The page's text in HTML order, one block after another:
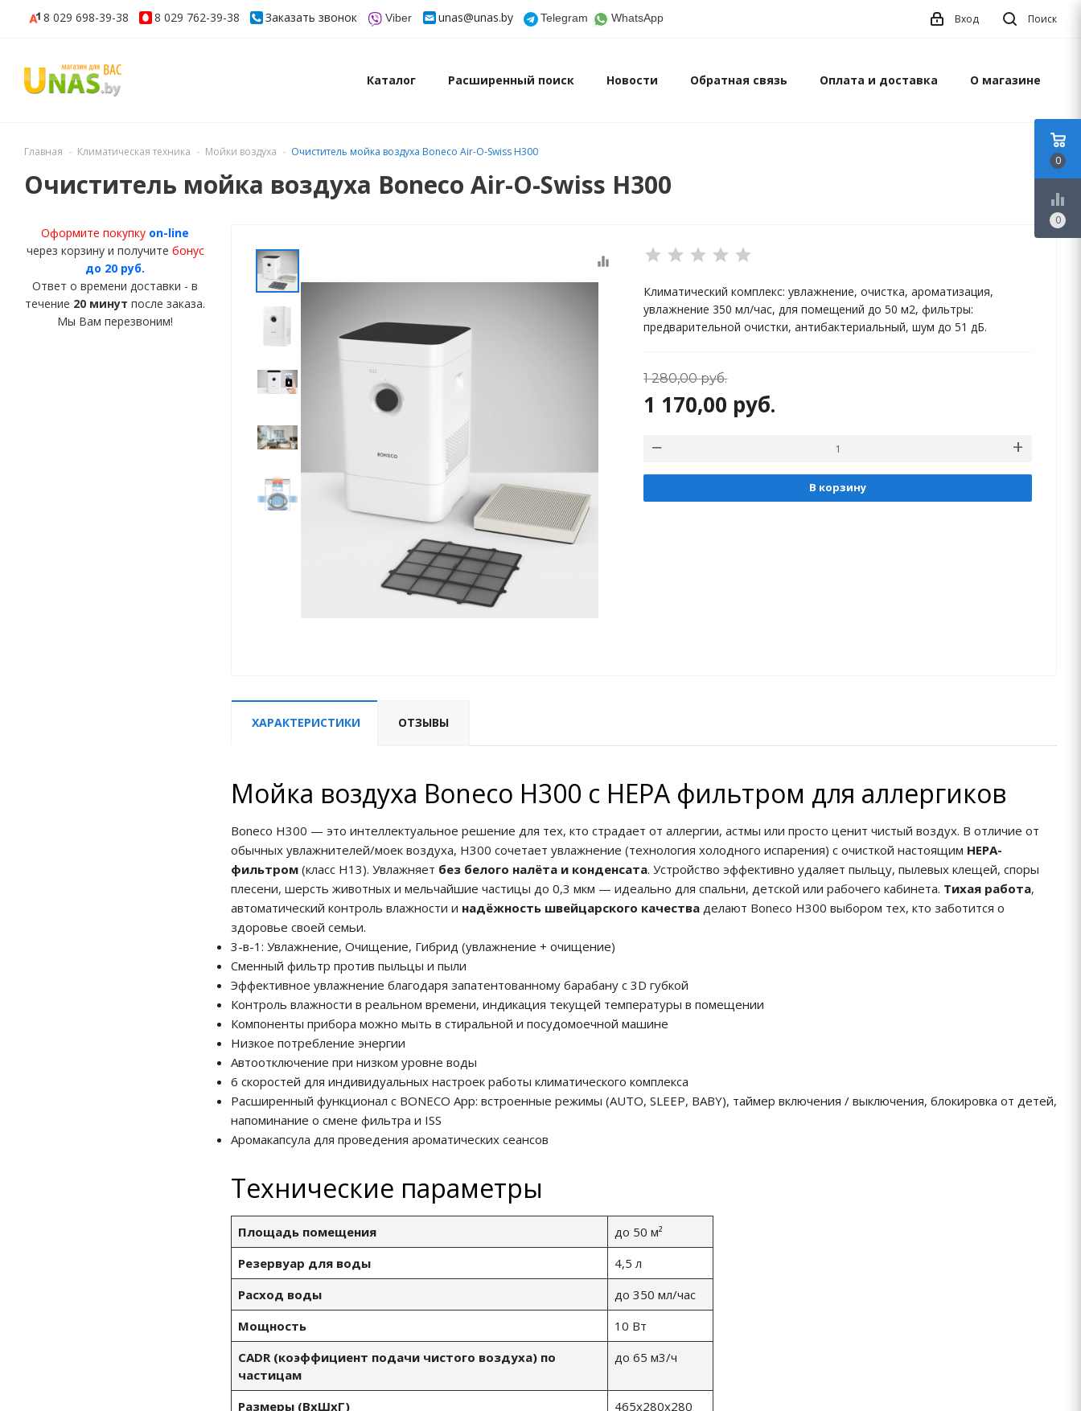
8 029 698-39-38 8 029 762-39-38 Заказать звонок Viber unas@unas.by Telegram WhatsApp Вход Поиск
Каталог Расширенный поиск Новости Обратная связь Оплата и доставка О магазине
0
equalizer
0
Главная Климатическая техника Мойки воздуха Очиститель мойка воздуха Boneco Air-O-Swiss H300
Очиститель мойка воздуха Boneco Air-O-Swiss H300
Оформите покупку on-line
через корзину и получите бонус
до 20 руб.
Ответ о времени доставки - в
течение 20 минут после заказа.
Мы Вам перезвоним!
equalizer
Климатический комплекс: увлажнение, очистка, ароматизация,
увлажнение 350 мл/час, для помещений до 50 м2, фильтры:
предварительной очистки, антибактериальный, шум до 51 дБ.
1 280,00руб.
1 170,00 руб.
В корзину
ХАРАКТЕРИСТИКИ ОТЗЫВЫ
Мойка воздуха Boneco H300 с HEPA фильтром для аллергиков
Boneco H300 — это интеллектуальное решение для тех, кто страдает от аллергии, астмы или просто ценит чистый воздух. В отличие от
обычных увлажнителей/моек воздуха, H300 сочетает увлажнение (технология холодного испарения) с очисткой настоящим HEPA-
фильтром (класс H13). Увлажняет без белого налёта и конденсата. Устройство эффективно удаляет пыльцу, пылевых клещей, споры
плесени, шерсть животных и мельчайшие частицы до 0,3 мкм — идеально для спальни, детской или рабочего кабинета. Тихая работа,
автоматический контроль влажности и надёжность швейцарского качестваделают Boneco H300 выбором тех, кто заботится о
здоровье своей семьи.
3-в-1: Увлажнение, Очищение, Гибрид (увлажнение + очищение)
Сменный фильтр против пыльцы и пыли
Эффективное увлажнение благодаря запатентованному барабану с 3D губкой
Контроль влажности в реальном времени, индикация текущей температуры в помещении
Компоненты прибора можно мыть в стиральной и посудомоечной машине
Низкое потребление энергии
Автоотключение при низком уровне воды
6 скоростей для индивидуальных настроек работы климатического комплекса
Расширенный функционал с BONECO App: встроенные режимы (AUTO, SLEEP, BABY), таймер включения / выключения, блокировка от детей,
напоминание о смене фильтра и ISS
Аромакапсула для проведения ароматических сеансов
Технические параметры
Площадь помещения
до 50 м²
Резервуар для воды
4,5 л
Расход воды
до 350 мл/час
Мощность
10 Вт
CADR (коэффициент подачи чистого воздуха) по
частицам
до 65 м3/ч
Размеры (ВxШxГ)
465x280x280